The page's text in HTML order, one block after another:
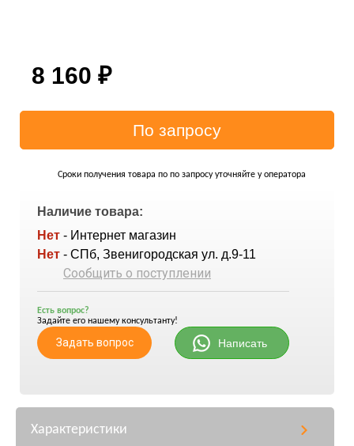
8 160 ₽
Сроки получения товара по по запросу уточняйте у оператора
Наличие товара:
Нет - Интернет магазин
Нет - СПб, Звенигородская ул. д.9-11
Сообщить о поступлении
Есть вопрос?
Задайте его нашему консультанту!
Задать вопрос Написать
Характеристики